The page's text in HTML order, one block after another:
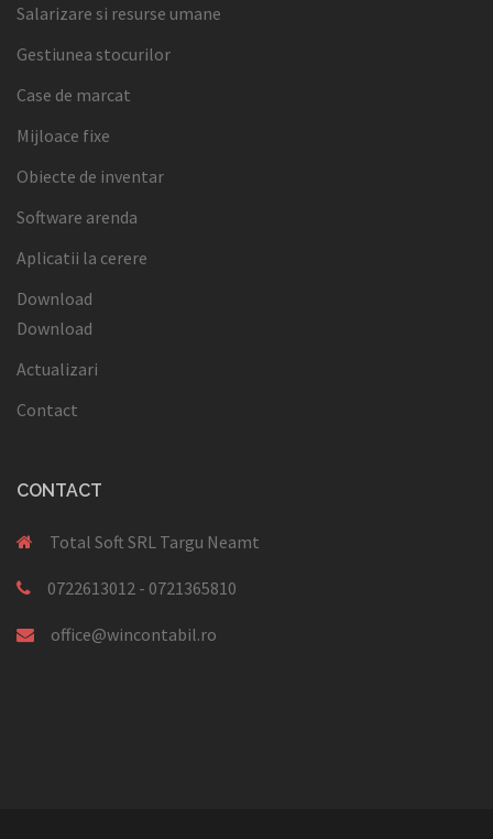
Salarizare si resurse umane
Gestiunea stocurilor
Case de marcat
Mijloace fixe
Obiecte de inventar
Software arenda
Aplicatii la cerere
Download
Download
Actualizari
Contact
CONTACT
Total Soft SRL Targu Neamt
0722613012 - 0721365810
office@wincontabil.ro